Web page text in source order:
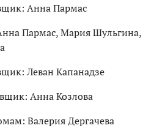
Анна Пармас
Пармас, Мария Шульгина,
Леван Капанадзе
Анна Козлова
Валерия Дергачева